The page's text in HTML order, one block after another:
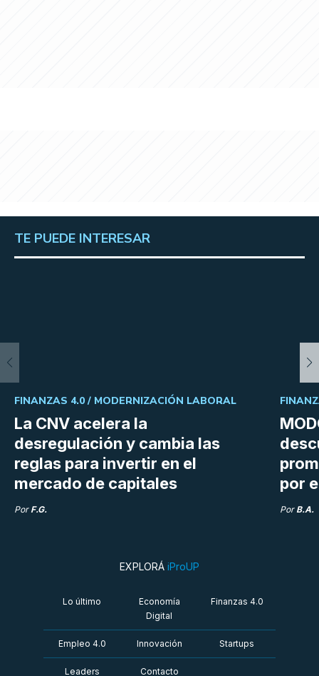
TE PUEDE INTERESAR
La CNV acelera la
desregulación y cambia las
reglas para invertir en el
mercado de capitales
FINANZAS 4.0 / MODERNIZACIÓN LABORAL
Por F.G.
por
Por B.A.
EXPLORÁ iProUP
Lo último
Economía
Digital
Finanzas 4.0
Empleo 4.0 Innovación Startups
Leaders Contacto